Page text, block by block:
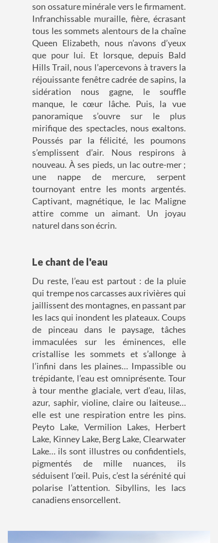
son ossature minérale vers le firmament.
Infranchissable muraille, fière, écrasant
tous les sommets alentours de la chaîne
Queen Elizabeth, nous n’avons d’yeux
que pour lui. Et lorsque, depuis Bald
Hills Trail, nous l’apercevons à travers la
réjouissante fenêtre cadrée de sapins, la
sidération nous gagne, le souffle
manque, le cœur lâche. Puis, la vue
panoramique s’ouvre sur le plus
mirifique des spectacles, nous exaltons.
Poussés par la félicité, les poumons
s’emplissent d’air. Nous respirons à
nouveau. À ses pieds, un lac outre-mer ;
une nappe de mercure, serpent
tournoyant entre les monts argentés.
Captivant, magnétique, le lac Maligne
attire comme un aimant. Un joyau
naturel dans son écrin.
Le chant de l'eau
Du reste, l’eau est partout : de la pluie
qui trempe nos carcasses aux rivières qui
jaillissent des montagnes, en passant par
les lacs qui inondent les plateaux. Coups
de pinceau dans le paysage, tâches
immaculées sur les éminences, elle
cristallise les sommets et s’allonge à
l’infini dans les plaines… Impassible ou
trépidante, l’eau est omniprésente. Tour
à tour menthe glaciale, vert d’eau, lilas,
azur, saphir, violine, claire ou laiteuse…
elle est une respiration entre les pins.
Peyto Lake, Vermilion Lakes, Herbert
Lake, Kinney Lake, Berg Lake, Clearwater
Lake… ils sont illustres ou confidentiels,
pigmentés de mille nuances, ils
séduisent l’œil. Puis, c’est la sérénité qui
polarise l’attention. Sibyllins, les lacs
canadiens ensorcellent.